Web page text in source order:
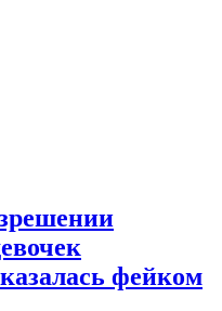
фейком